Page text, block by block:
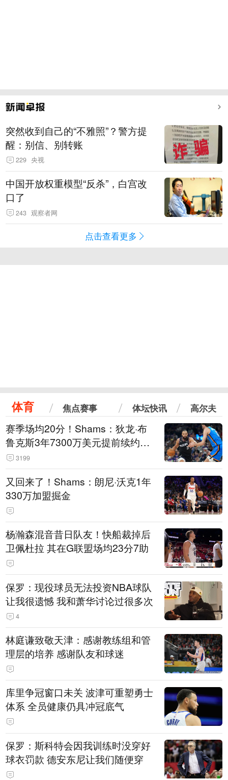
突然收到自己的“不雅照”？警方提
醒：别信、别转账
229 央视
中国开放权重模型“反杀”，白宫改
口了
243 观察者网
点击查看更多
体育 焦点赛事 体坛快讯 高尔夫
赛季场均20分！Shams：狄龙·布
鲁克斯3年7300万美元提前续约太
阳 3199
又回来了！Shams：朗尼·沃克1年
330万加盟掘金
杨瀚森混音昔日队友！快船裁掉后
卫佩杜拉 其在G联盟场均23分7助
保罗：现役球员无法投资NBA球队
让我很遗憾 我和萧华讨论过很多次
4
林庭谦致敬天津：感谢教练组和管
理层的培养 感谢队友和球迷
库里争冠窗口未关 波津可重塑勇士
体系 全员健康仍具冲冠底气
保罗：斯科特会因我训练时没穿好
球衣罚款 德安东尼让我们随便穿